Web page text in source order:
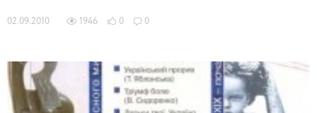
02.09.2010 1946 0 0